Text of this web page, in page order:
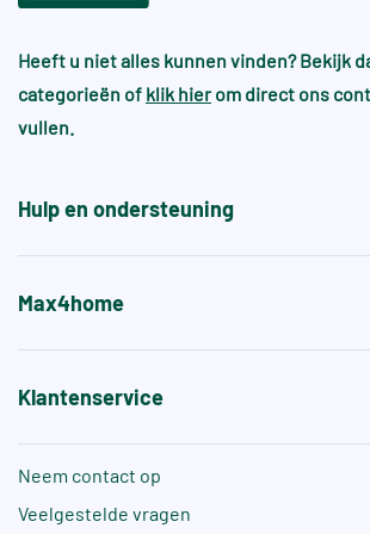
op tint- en maatverschil en kunnen
wel en heeft dit juist de sfeer en
patroon.
R11, R12, R13 – Gebruik in openbare
omgevingen
Voor zwembaden en wellnessruimtes
aanvullende normen, zoals +A of +B, die
Heeft u niet alles kunnen vinden? Bekijk
categorieën of klik hier om direct ons
vullen.
Hulp en ondersteuning
Max4home
Klantenservice
Neem contact op
Veelgestelde vragen